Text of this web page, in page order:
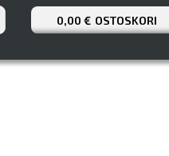
0,00 € OSTOSKORI